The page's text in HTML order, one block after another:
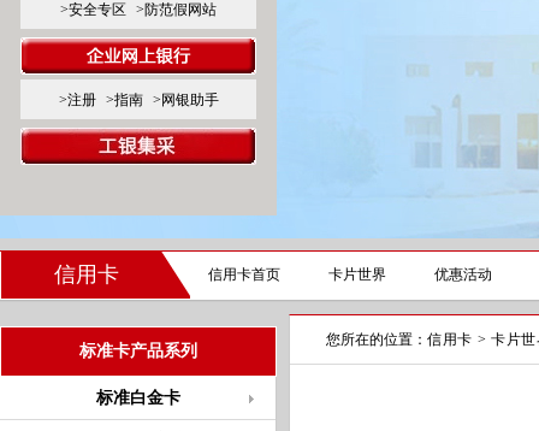
>安全专区
>防范假网站
>注册 >指南 >网银助手
信用卡 信用卡首页 卡片世界 优惠活动
标准卡产品系列
标准白金卡
您所在的位置： 信用卡 > 卡片